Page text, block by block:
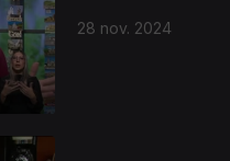
28 nov. 2024